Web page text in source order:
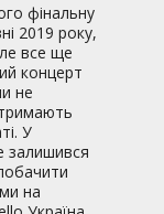
фінальну
2019 року,
все ще
концерт
не
У
залишився
на